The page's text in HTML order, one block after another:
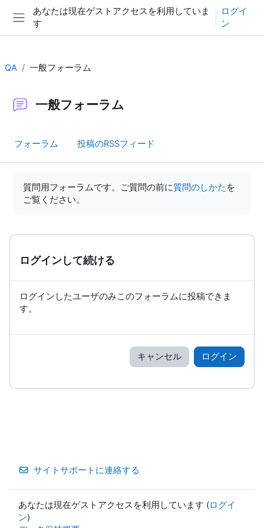
メインコンテンツへスキップする
サイドパネル
あなたは現在ゲストアクセスを利用していま
す
ログイ
ン
QA 一般フォーラム
一般フォーラム
フォーラム 投稿のRSSフィード
質問用フォーラムです。ご質問の前に質問のしかた を
ご覧ください。
ログインして続ける
ログインしたユーザのみこのフォーラムに投稿できま
す。
キャンセル ログイン
サイトサポートに連絡する
あなたは現在ゲストアクセスを利用しています (ログイ
ン)